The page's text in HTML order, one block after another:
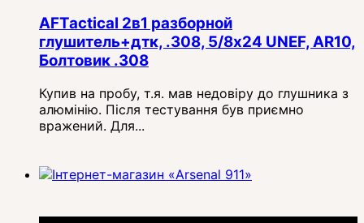
AFTactical 2в1 разборной
глушитель+дтк, .308, 5/8x24 UNEF, AR10,
Болтовик .308
Купив на пробу, т.я. мав недовіру до глушника з
алюмінію. Після тестування був приємно
вражений. Для...